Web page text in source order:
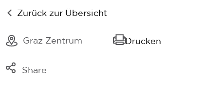
Zurück zur Übersicht
Graz Zentrum Drucken
Share